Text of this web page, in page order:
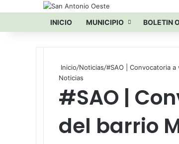
INICIO MUNICIPIO BOLETIN
Inicio/Noticias/#SAO | Convocatoria
Noticias
#SAO |
del barrio